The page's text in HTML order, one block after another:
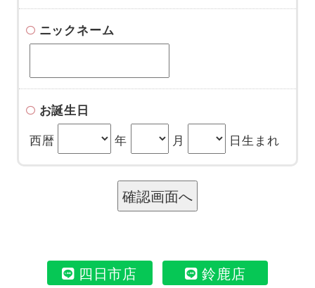
ニックネーム
お誕生日
西暦
年 月 日生まれ
四日市店
鈴鹿店